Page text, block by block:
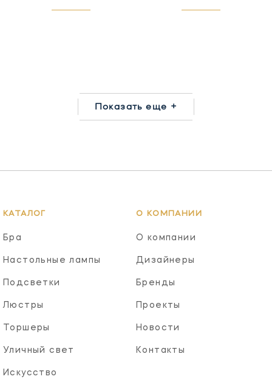
Показать еще +
КАТАЛОГ
Бра
Настольные лампы
Подсветки
Люстры
Торшеры
Уличный свет
Искусство
О КОМПАНИИ
О компании
Дизайнеры
Бренды
Проекты
Новости
Контакты